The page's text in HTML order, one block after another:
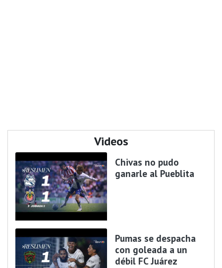
Videos
Chivas no pudo
ganarle al Pueblita
Pumas se despacha
con goleada a un
débil FC Juárez